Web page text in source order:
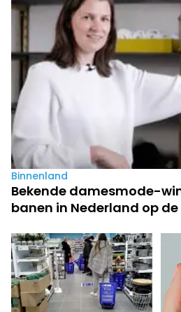
Binnenland
Bekende damesmode-
banen in Nederland op